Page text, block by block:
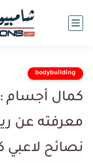
bodybuilding
كمال أجسام :
معرفته عن
نصائح لاعبي